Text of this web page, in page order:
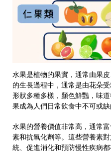
水果是植物的果實，通常由果
的生長過程中，通常是由花朵
形狀多種多樣，顏色鮮豔，味
果成為人們日常飲食中不可或缺
水果的營養價值非常高，通常
素和抗氧化劑等。這些營養素
統、促進消化和預防慢性疾病都